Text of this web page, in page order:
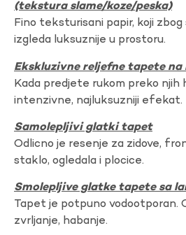
(tekstura slame/koze/peska)
Fino teksturisani papir, koji
izgleda luksuznije u prostoru.
Ekskluzivne reljefne tapete na
Kada predjete rukom preko njih
intenzivne, najluksuzniji efekat.
Samolepljivi glatki tapet
Odlicno je resenje za zidove,
staklo, ogledala i plocice.
Smolepljive glatke tapete sa
Tapet je potpuno vodootporan.
zvrljanje, habanje.